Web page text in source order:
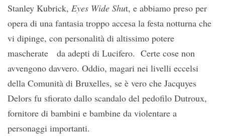
Stanley Kubrick, Eyes Wide Shut, e abbiamo preso per
opera di una fantasia troppo accesa la festa notturna che
vi dipinge, con personalità di altissimo potere
mascherate da adepti di Lucifero. Certe cose non
avvengono davvero. Oddio, magari nei livelli eccelsi
della Comunità di Bruxelles, se è vero che Jacquyes
Delors fu sfiorato dallo scandalo del pedofilo Dutroux,
fornitore di bambini e bambine da violentare a
personaggi importanti.